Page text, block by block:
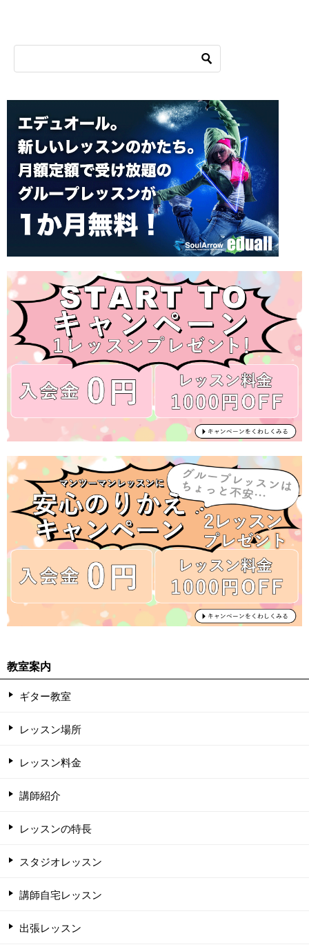
教室案内
ギター教室
レッスン場所
レッスン料金
講師紹介
レッスンの特長
スタジオレッスン
講師自宅レッスン
出張レッスン